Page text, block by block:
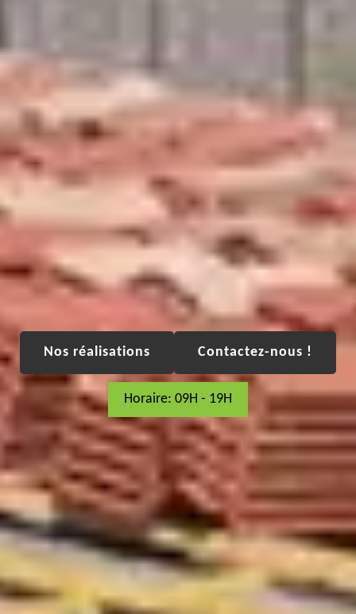
Nos réalisations Contactez-nous !
Horaire: 09H - 19H